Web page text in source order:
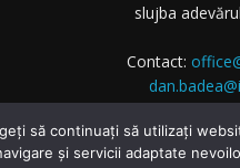
slujba
Contact:
© 2025 Investigative-
să continuați să utilizați
și servicii adaptate